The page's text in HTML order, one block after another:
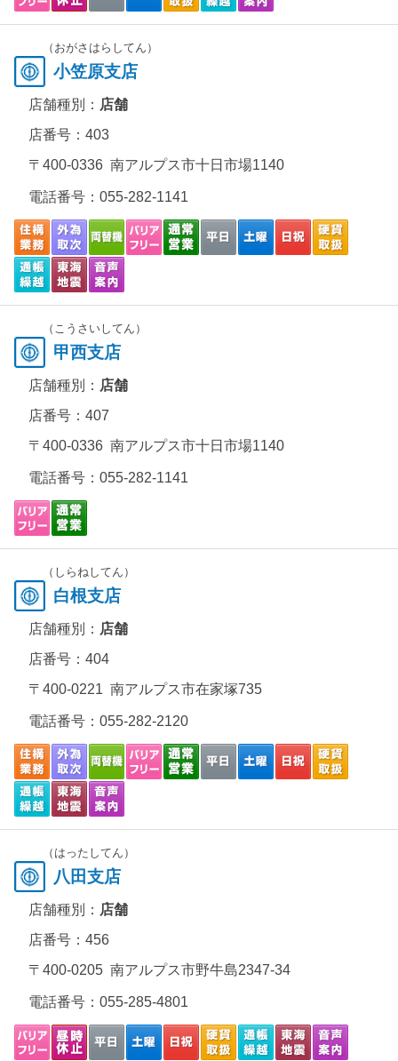
（おがさはらしてん）
小笠原支店
店舗種別： 店舗
店番号：403
〒400-0336 南アルプス市十日市場1140
電話番号： 055-282-1141
（こうさいしてん）
甲西支店
店舗種別： 店舗
店番号：407
〒400-0336 南アルプス市十日市場1140
電話番号： 055-282-1141
（しらねしてん）
白根支店
店舗種別： 店舗
店番号：404
〒400-0221 南アルプス市在家塚735
電話番号： 055-282-2120
（はったしてん）
八田支店
店舗種別： 店舗
店番号：456
〒400-0205 南アルプス市野牛島2347-34
電話番号： 055-285-4801